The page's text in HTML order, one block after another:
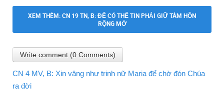
XEM THÊM: CN 19 TN, B: ĐỂ CÓ THỂ TIN PHẢI GIỮ TÂM HỒN
RỘNG MỞ
Write comment (0 Comments)
CN 4 MV, B: Xin vâng như trinh nữ Maria để chờ đón Chúa
ra đời